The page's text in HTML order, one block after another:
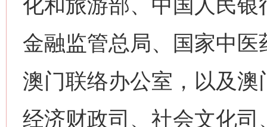
化和旅游部、中国人民
金融监管总局、国家中
澳门联络办公室，以及
经济财政司、社会文化